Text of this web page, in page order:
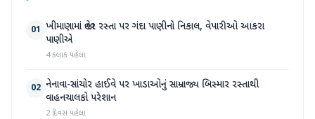
01 ખીમાણામાં જાહેર રસ્તા પર ગંદા પાણીનો નિકાલ, વેપારીઓ આકરા
પાણીએ
4 કલાક પહેલા
02 નેનાવા-સાંચોર હાઈવે પર ખાડાઓનું સામ્રાજ્ય બિસ્માર રસ્તાથી
વાહનચાલકો પરેશાન
2 દિવસ પહેલા